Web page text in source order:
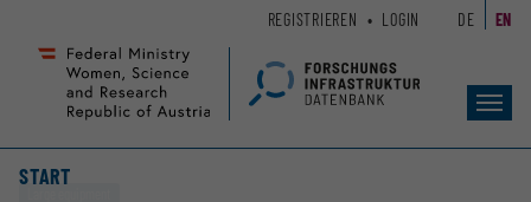
Seiteninhalt
Accesskey
Hauptnavigation
Accesskey
START
REGISTRIEREN LOGIN DE EN